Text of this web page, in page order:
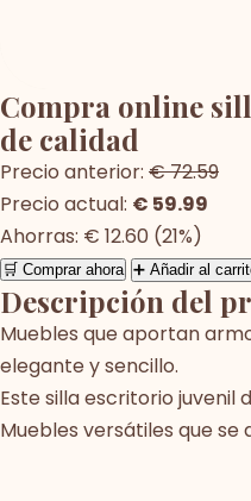
Compra online
de calidad
Precio anterior: € 72.59
Precio actual: € 59.99
Ahorras: € 12.60 (21%)
🛒 Comprar ahora ➕ Añadir al
Descripción del
Muebles que aportan
elegante y sencillo.
Este silla escritorio juvenil
Muebles versátiles que